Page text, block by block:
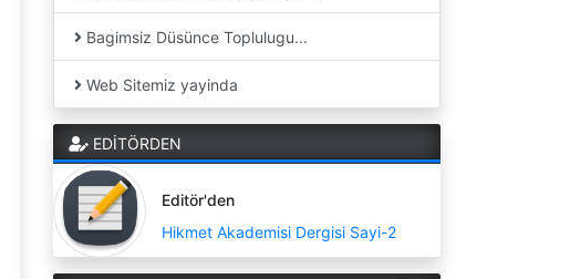
Bagimsiz Düsünce Toplulugu...
Web Sitemiz yayinda
EDİTÖRDEN
Editör'den
Hikmet Akademisi Dergisi Sayi-2